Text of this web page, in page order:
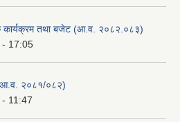
कार्यक्रम तथा बजेट (आ.व. २०८२.०८३)
17:05
(आ.व. २०८१/०८२)
11:47